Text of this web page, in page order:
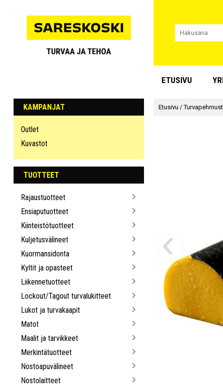
ETUSIVU
KAMPANJAT
Outlet
Kuvastot
TUOTTEET
Rajaustuotteet
Ensiaputuotteet
Kiinteistötuotteet
Kuljetusvälineet
Kuormansidonta
Kyltit ja opasteet
Liikennetuotteet
Lockout/Tagout turvalukitteet
Lukot ja turvakaapit
Matot
Maalit ja tarvikkeet
Merkintätuotteet
Nostoapuvälineet
Nostolaitteet
Etusivu /